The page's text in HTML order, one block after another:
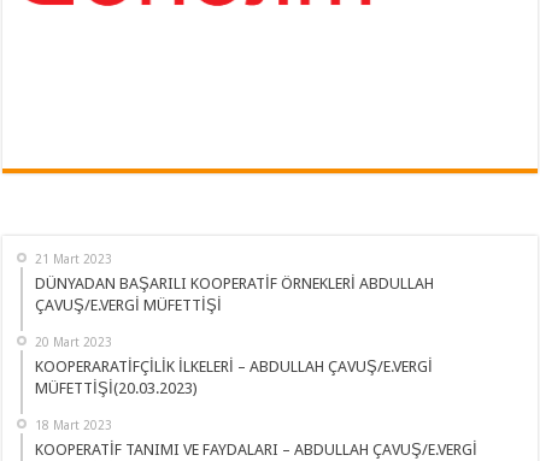
21 Mart 2023
DÜNYADAN BAŞARILI KOOPERATİF ÖRNEKLERİ ABDULLAH
ÇAVUŞ/E.VERGİ MÜFETTİŞİ
20 Mart 2023
KOOPERARATİFÇİLİK İLKELERİ – ABDULLAH ÇAVUŞ/E.VERGİ
MÜFETTİŞİ(20.03.2023)
18 Mart 2023
KOOPERATİF TANIMI VE FAYDALARI – ABDULLAH ÇAVUŞ/E.VERGİ